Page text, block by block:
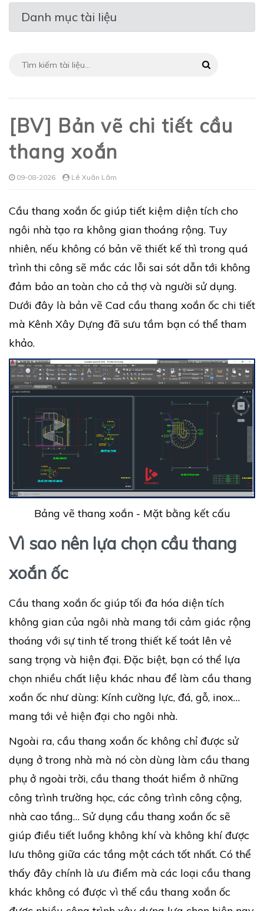
Danh mục tài liệu
[BV] Bản vẽ chi tiết cầu
thang xoắn
09-08-2026 Lê Xuân Lâm
Cầu thang xoắn ốc giúp tiết kiệm diện tích cho
ngôi nhà tạo ra không gian thoáng rộng. Tuy
nhiên, nếu không có bản vẽ thiết kế thì trong quá
trình thi công sẽ mắc các lỗi sai sót dẫn tới không
đảm bảo an toàn cho cả thợ và người sử dụng.
Dưới đây là bản vẽ Cad cầu thang xoắn ốc chi tiết
mà Kênh Xây Dựng đã sưu tầm bạn có thể tham
khảo.
Bảng vẽ thang xoắn - Mặt bằng kết cấu
Vì sao nên lựa chọn cầu thang
xoắn ốc
Cầu thang xoắn ốc giúp tối đa hóa diện tích
không gian của ngôi nhà mang tới cảm giác rộng
thoáng với sự tinh tế trong thiết kế toát lên vẻ
sang trọng và hiện đại. Đặc biệt, bạn có thể lựa
chọn nhiều chất liệu khác nhau để làm cầu thang
xoắn ốc như dùng: Kính cường lực, đá, gỗ, inox…
mang tới vẻ hiện đại cho ngôi nhà.
Ngoài ra, cầu thang xoắn ốc không chỉ được sử
dụng ở trong nhà mà nó còn dùng làm cầu thang
phụ ở ngoài trời, cầu thang thoát hiểm ở những
công trình trường học, các công trình công cộng,
nhà cao tầng… Sử dụng cầu thang xoắn ốc sẽ
giúp điều tiết luồng không khí và không khí được
lưu thông giữa các tầng một cách tốt nhất. Có thể
thấy đây chính là ưu điểm mà các loại cầu thang
khác không có được vì thế cầu thang xoắn ốc